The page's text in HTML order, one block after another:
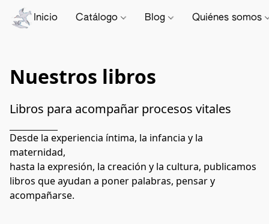
Inicio Catálogo Blog Quiénes somos
Nuestros libros
Libros para acompañar procesos vitales
Desde la experiencia íntima, la infancia y la
maternidad,
hasta la expresión, la creación y la cultura, publicamos
libros que ayudan a poner palabras, pensar y
acompañarse.